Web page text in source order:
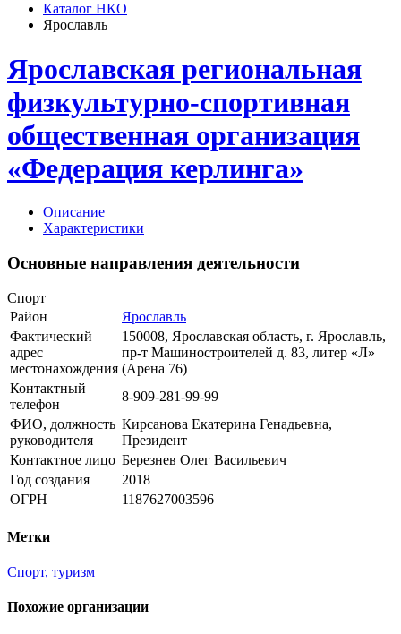
Каталог НКО
Ярославль
Ярославская региональная
физкультурно-спортивная
общественная организация
«Федерация керлинга»
Описание
Характеристики
Основные направления деятельности
Спорт
Район
Ярославль
Фактический
адрес
местонахождения
150008, Ярославская область, г. Ярославль,
пр-т Машиностроителей д. 83, литер «Л»
(Арена 76)
Контактный
телефон
8-909-281-99-99
ФИО, должность
руководителя
Кирсанова Екатерина Генадьевна,
Президент
Контактное лицо Березнев Олег Васильевич
Год создания
2018
ОГРН
1187627003596
Метки
Спорт, туризм
Похожие организации